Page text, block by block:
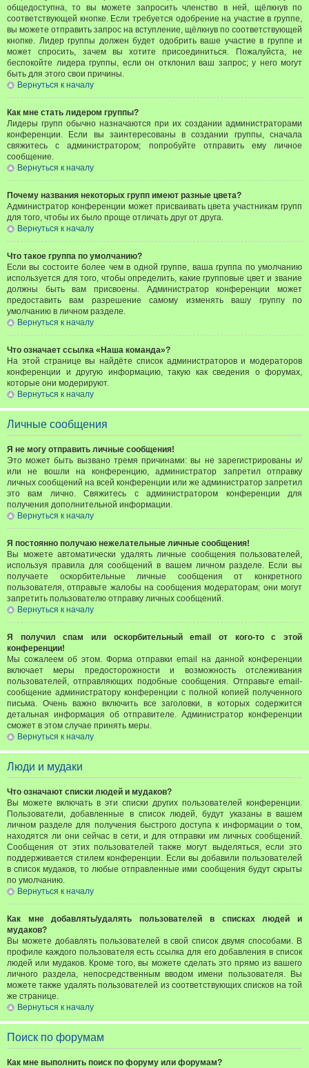
общедоступна, то вы можете запросить членство в ней, щёлкнув по
соответствующей кнопке. Если требуется одобрение на участие в группе,
вы можете отправить запрос на вступление, щёлкнув по соответствующей
кнопке. Лидер группы должен будет одобрить ваше участие в группе и
может спросить, зачем вы хотите присоединиться. Пожалуйста, не
беспокойте лидера группы, если он отклонил ваш запрос; у него могут
быть для этого свои причины.
Вернуться к началу
Как мне стать лидером группы?
Лидеры групп обычно назначаются при их создании администраторами
конференции. Если вы заинтересованы в создании группы, сначала
свяжитесь с администратором; попробуйте отправить ему личное
сообщение.
Вернуться к началу
Почему названия некоторых групп имеют разные цвета?
Администратор конференции может присваивать цвета участникам групп
для того, чтобы их было проще отличать друг от друга.
Вернуться к началу
Что такое группа по умолчанию?
Если вы состоите более чем в одной группе, ваша группа по умолчанию
используется для того, чтобы определить, какие групповые цвет и звание
должны быть вам присвоены. Администратор конференции может
предоставить вам разрешение самому изменять вашу группу по
умолчанию в личном разделе.
Вернуться к началу
Что означает ссылка «Наша команда»?
На этой странице вы найдёте список администраторов и модераторов
конференции и другую информацию, такую как сведения о форумах,
которые они модерируют.
Вернуться к началу
Личные сообщения
Я не могу отправить личные сообщения!
Это может быть вызвано тремя причинами: вы не зарегистрированы и/
или не вошли на конференцию, администратор запретил отправку
личных сообщений на всей конференции или же администратор запретил
это вам лично. Свяжитесь с администратором конференции для
получения дополнительной информации.
Вернуться к началу
Я постоянно получаю нежелательные личные сообщения!
Вы можете автоматически удалять личные сообщения пользователей,
используя правила для сообщений в вашем личном разделе. Если вы
получаете оскорбительные личные сообщения от конкретного
пользователя, отправьте жалобы на сообщения модераторам; они могут
запретить пользователю отправку личных сообщений.
Вернуться к началу
Я получил спам или оскорбительный email от кого-то с этой
конференции!
Мы сожалеем об этом. Форма отправки email на данной конференции
включает меры предосторожности и возможность отслеживания
пользователей, отправляющих подобные сообщения. Отправьте email-
сообщение администратору конференции с полной копией полученного
письма. Очень важно включить все заголовки, в которых содержится
детальная информация об отправителе. Администратор конференции
сможет в этом случае принять меры.
Вернуться к началу
Люди и мудаки
Что означают списки людей и мудаков?
Вы можете включать в эти списки других пользователей конференции.
Пользователи, добавленные в список людей, будут указаны в вашем
личном разделе для получения быстрого доступа к информации о том,
находятся ли они сейчас в сети, и для отправки им личных сообщений.
Сообщения от этих пользователей также могут выделяться, если это
поддерживается стилем конференции. Если вы добавили пользователей
в список мудаков, то любые отправленные ими сообщения будут скрыты
по умолчанию.
Вернуться к началу
Как мне добавлять/удалять пользователей в списках людей и
мудаков?
Вы можете добавлять пользователей в свой список двумя способами. В
профиле каждого пользователя есть ссылка для его добавления в список
людей или мудаков. Кроме того, вы можете сделать это прямо из вашего
личного раздела, непосредственным вводом имени пользователя. Вы
можете также удалять пользователей из соответствующих списков на той
же странице.
Вернуться к началу
Поиск по форумам
Как мне выполнить поиск по форуму или форумам?